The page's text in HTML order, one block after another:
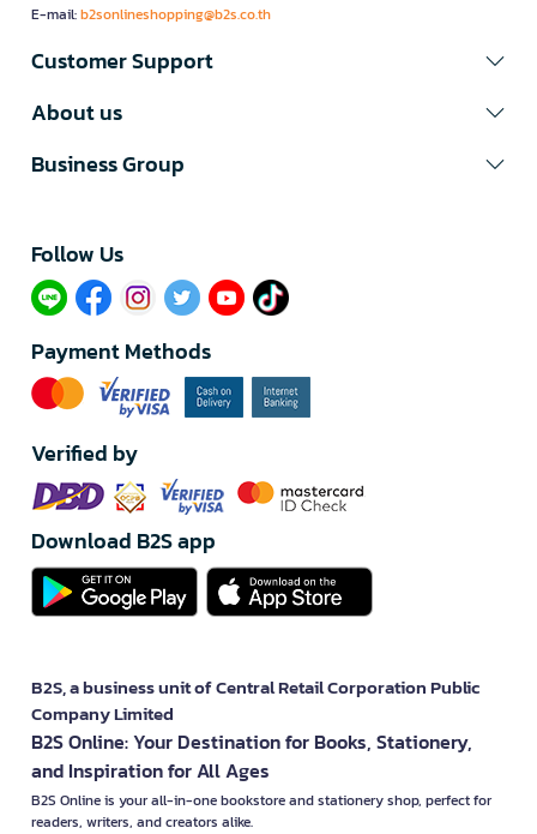
E-mail:b2sonlineshopping@b2s.co.th
Customer Support
About us
Business Group
Follow Us​
Payment Methods
Verified by
Download B2S app
B2S, a business unit of Central Retail Corporation Public
Company Limited
B2S Online: Your Destination for Books, Stationery,
and Inspiration for All Ages
B2S Online is your all-in-one bookstore and stationery shop, perfect for
readers, writers, and creators alike.